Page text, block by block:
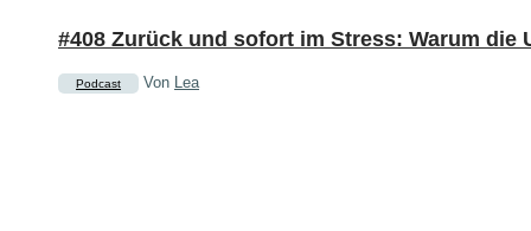
#408 Zurück und sofort im Stress: Warum
Podcast Von Lea